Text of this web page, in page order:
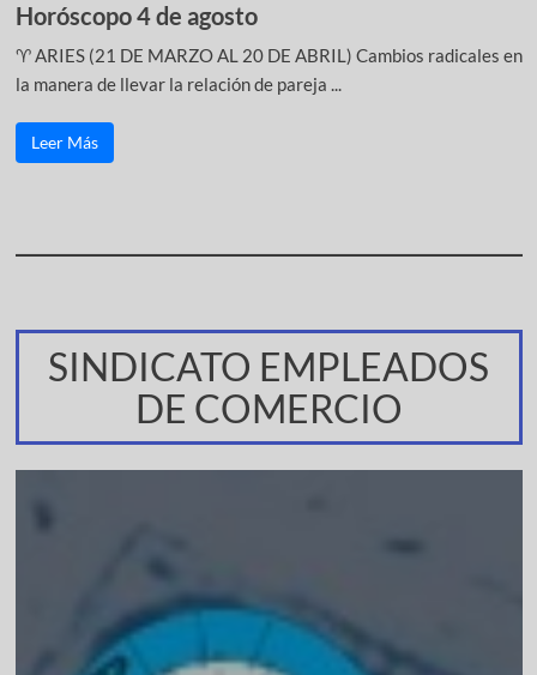
Horóscopo 4 de agosto
♈ ARIES (21 DE MARZO AL 20 DE ABRIL) Cambios radicales en
la manera de llevar la relación de pareja ...
Leer Más
SINDICATO EMPLEADOS
DE COMERCIO